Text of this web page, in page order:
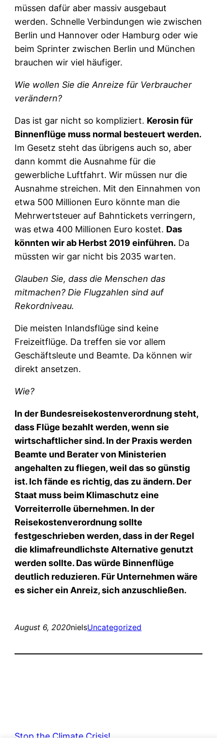
müssen dafür aber massiv ausgebaut
werden. Schnelle Verbindungen wie zwischen
Berlin und Hannover oder Hamburg oder wie
beim Sprinter zwischen Berlin und München
brauchen wir viel häufiger.
Wie wollen Sie die Anreize für Verbraucher
verändern?
Das ist gar nicht so kompliziert. Kerosin für
Binnenflüge muss normal besteuert werden.
Im Gesetz steht das übrigens auch so, aber
dann kommt die Ausnahme für die
gewerbliche Luftfahrt. Wir müssen nur die
Ausnahme streichen. Mit den Einnahmen von
etwa 500 Millionen Euro könnte man die
Mehrwertsteuer auf Bahntickets verringern,
was etwa 400 Millionen Euro kostet. Das
könnten wir ab Herbst 2019 einführen. Da
müssten wir gar nicht bis 2035 warten.
Glauben Sie, dass die Menschen das
mitmachen? Die Flugzahlen sind auf
Rekordniveau.
Die meisten Inlandsflüge sind keine
Freizeitflüge. Da treffen sie vor allem
Geschäftsleute und Beamte. Da können wir
direkt ansetzen.
Wie?
In der Bundesreisekostenverordnung steht,
dass Flüge bezahlt werden, wenn sie
wirtschaftlicher sind. In der Praxis werden
Beamte und Berater von Ministerien
angehalten zu fliegen, weil das so günstig
ist. Ich fände es richtig, das zu ändern. Der
Staat muss beim Klimaschutz eine
Vorreiterrolle übernehmen. In der
Reisekostenverordnung sollte
festgeschrieben werden, dass in der Regel
die klimafreundlichste Alternative genutzt
werden sollte. Das würde Binnenflüge
deutlich reduzieren. Für Unternehmen wäre
es sicher ein Anreiz, sich anzuschließen.
August 6, 2020nielsUncategorized
Stop the Climate Crisis!